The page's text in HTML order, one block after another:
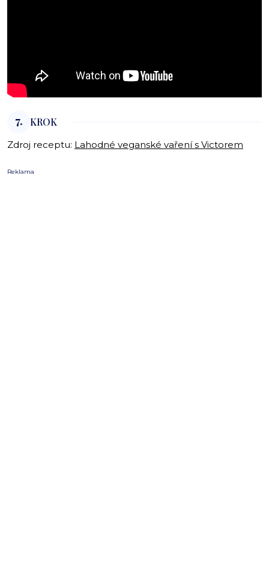
7. KROK
Zdroj receptu: Lahodné veganské vaření s Victorem
Reklama